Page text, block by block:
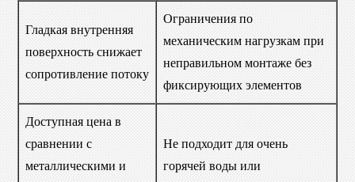
Гладкая внутренняя
поверхность снижает
сопротивление потоку
Ограничения по
механическим нагрузкам при
неправильном монтаже без
фиксирующих элементов
Доступная цена в
сравнении с
металлическими и
Не подходит для очень
горячей воды или